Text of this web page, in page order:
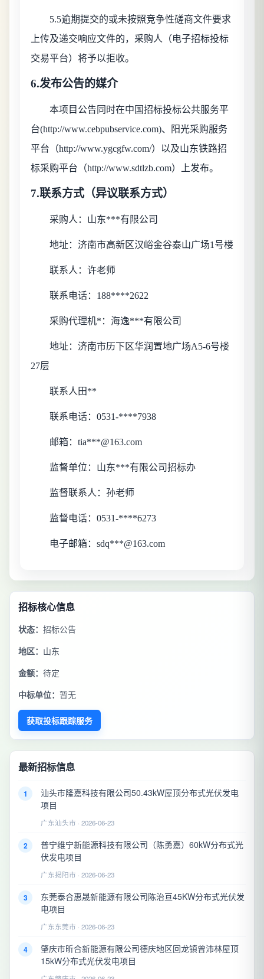
5.5逾期提交的或未按照竞争性磋商文件要求
上传及递交响应文件的，采购人（电子招标投标
交易平台）将予以拒收。
6.发布公告的媒介
本项目公告同时在中国招标投标公共服务平
台(http://www.cebpubservice.com)、阳光采购服务
平台（http://www.ygcgfw.com/）以及山东铁路招
标采购平台（http://www.sdtlzb.com）上发布。
7.联系方式 （异议联系方式）
采购人： 山东***有限公司
地址： 济南市高新区汉峪金谷泰山广场1号楼
联系人： 许老师
联系电话： 188****2622
采购代理机*：海逸***有限公司
地址： 济南市历下区华润置地广场A5-6号楼
27层
联系人田**
联系电话： 0531-****7938
邮箱： tia***@163.com
监督单位： 山东***有限公司招标办
监督联系人： 孙老师
监督电话： 0531-****6273
电子邮箱： sdq***@163.com
招标核心信息
状态： 招标公告
地区： 山东
金额： 待定
中标单位： 暂无
获取投标跟踪服务
最新招标信息
1
汕头市隆嘉科技有限公司50.43kW屋顶分布式光伏发电
项目
广东汕头市 · 2026-06-23
2
普宁维宁新能源科技有限公司（陈勇嘉）60kW分布式光
伏发电项目
广东揭阳市 · 2026-06-23
3
东莞泰合惠晟新能源有限公司陈治亘45KW分布式光伏发
电项目
广东东莞市 · 2026-06-23
4
肇庆市昕合新能源有限公司德庆地区回龙镇曾沛林屋顶
15kW分布式光伏发电项目